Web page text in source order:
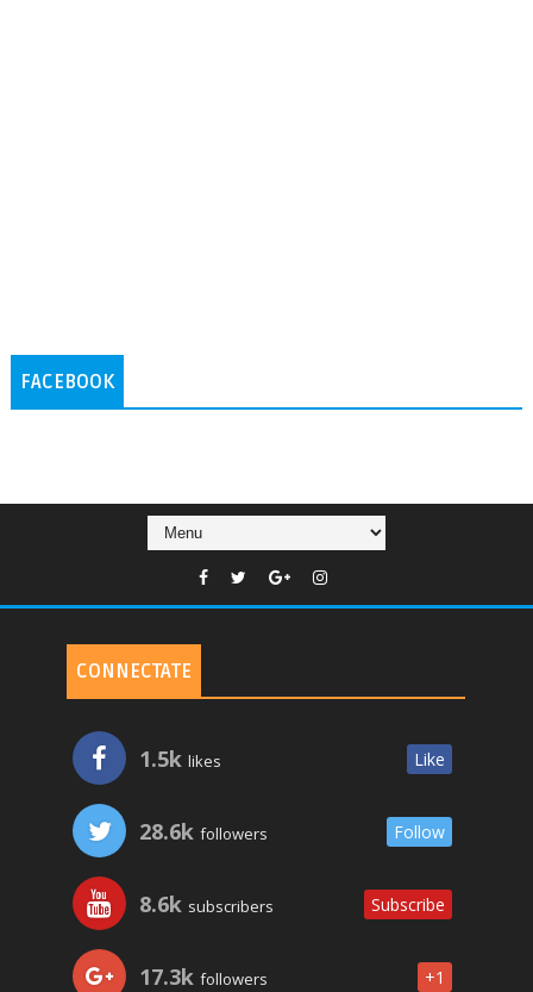
FACEBOOK
CONNECTATE
1.5k likes Like
28.6k followers Follow
8.6k subscribers Subscribe
17.3k followers +1